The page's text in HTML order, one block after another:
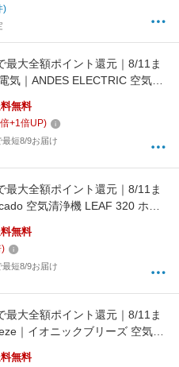
)
最大全額ポイント還元｜8/11ま
気｜ANDES ELECTRIC 空気清
ロンサークル BM-H702A [適用
対応]
無料
倍+1倍UP)
短8/9お届け
最大全額ポイント還元｜8/11ま
空気清浄機 LEAF 320 ホワ
[適用畳数：26畳 /PM2.5対
】
無料
)
短8/9お届け
最大全額ポイント還元｜8/11ま
｜イオニックブリーズ 空気清
イオニックブリー
無料